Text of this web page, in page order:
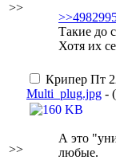
>>
Такие до
Хотя их
>>
Крипер Пт
Multi_plug.jpg - (
А это
любые.